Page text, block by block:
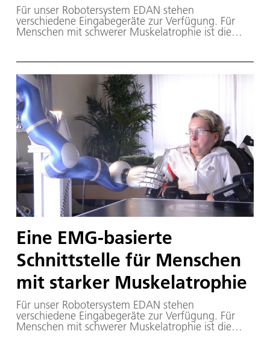
Für unser Robotersystem EDAN stehen
verschiedene Eingabegeräte zur Verfügung. Für
Menschen mit schwerer Muskelatrophie ist die
Eine EMG-basierte
Schnittstelle für Menschen
mit starker Muskelatrophie
Für unser Robotersystem EDAN stehen
verschiedene Eingabegeräte zur Verfügung. Für
Menschen mit schwerer Muskelatrophie ist die